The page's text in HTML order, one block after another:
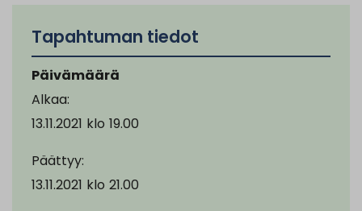
Tapahtuman tiedot
Päivämäärä
Alkaa:
13.11.2021 klo 19.00
Päättyy:
13.11.2021 klo 21.00